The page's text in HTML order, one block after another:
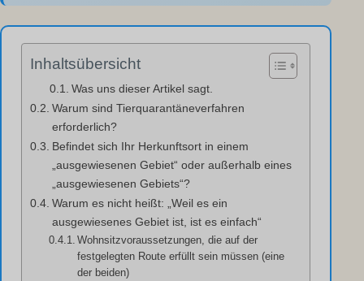
Inhaltsübersicht
Was uns dieser Artikel sagt.
Warum sind Tierquarantäneverfahren
erforderlich?
Befindet sich Ihr Herkunftsort in einem
„ausgewiesenen Gebiet“ oder außerhalb eines
„ausgewiesenen Gebiets“?
Warum es nicht heißt: „Weil es ein
ausgewiesenes Gebiet ist, ist es einfach“
Wohnsitzvoraussetzungen, die auf der
festgelegten Route erfüllt sein müssen (eine
der beiden)